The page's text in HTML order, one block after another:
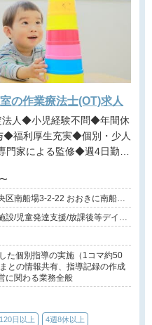
の作業療法士(OT)求人
◆福利厚生充実◆個別・少人
門家による監修◆週4日勤務
月給 253,400円 〜
区南船場3-2-22 おおきに南船場
設/児童発達支援/放課後等デイサ
た個別指導の実施（1コマ約50
との情報共有、指導記録の作成
に関わる業務全般
日以上 4週8休以上